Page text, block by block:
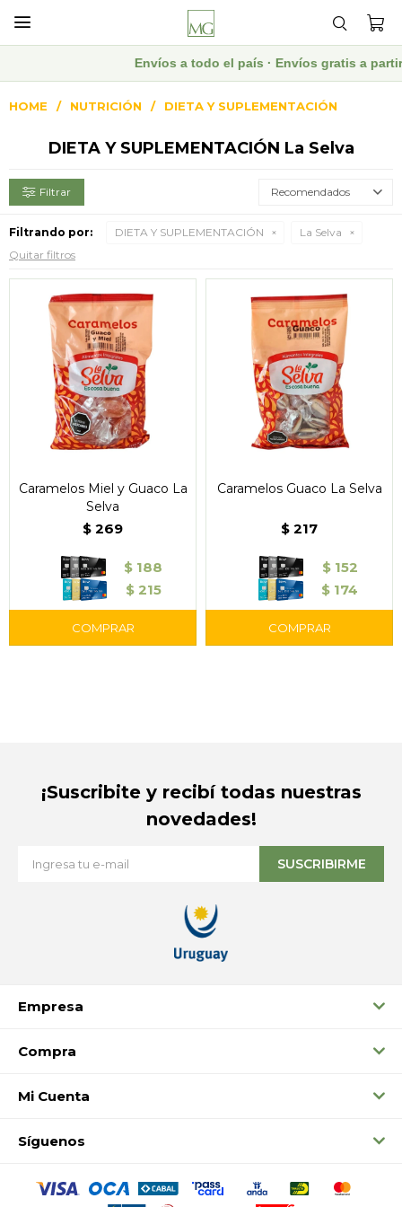

Envíos a todo el país · Envíos gratis a
HOME NUTRICIÓN DIETA Y SUPLEMENTACIÓN
DIETA Y SUPLEMENTACIÓN La Selva
Recomendados
Filtrando por: DIETA Y SUPLEMENTACIÓN
La Selva
Quitar filtros
Caramelos Miel y Guaco La
Selva
$ 269
$ 188
$ 215
Caramelos Guaco La Selva
$ 217
$ 152
$ 174
Empresa
Compra
Mi Cuenta
Síguenos
¡Suscribite y recibí todas nuestras
novedades!
SUSCRIBIRME